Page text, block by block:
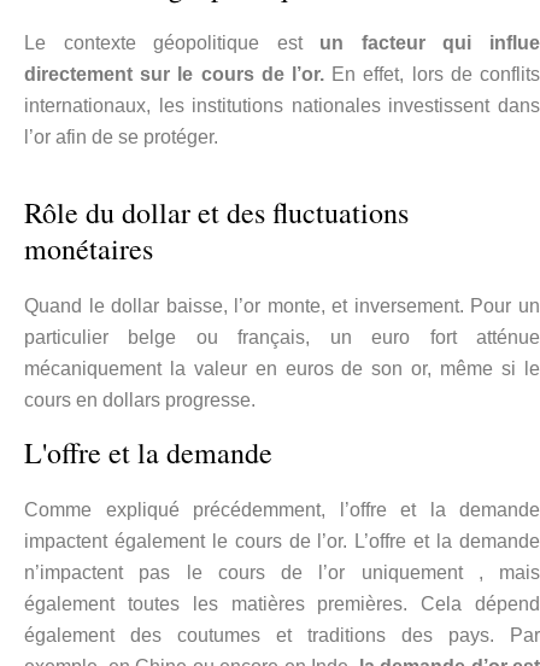
Le contexte géopolitique est un facteur qui influe
directement sur le cours de l’or. En effet, lors de conflits
internationaux, les institutions nationales investissent dans
l’or afin de se protéger.
Rôle du dollar et des fluctuations
monétaires
Quand le dollar baisse, l’or monte, et inversement. Pour un
particulier belge ou français, un euro fort atténue
mécaniquement la valeur en euros de son or, même si le
cours en dollars progresse.
L'offre et la demande
Comme expliqué précédemment, l’offre et la demande
impactent également le cours de l’or. L’offre et la demande
n’impactent pas le cours de l’or uniquement , mais
également toutes les matières premières. Cela dépend
également des coutumes et traditions des pays. Par